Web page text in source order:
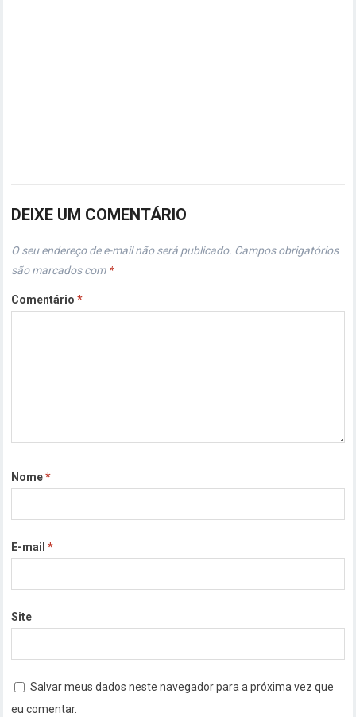
DEIXE UM COMENTÁRIO
O seu endereço de e-mail não será publicado. Campos obrigatórios
são marcados com *
Comentário*
Nome*
E-mail*
Site
Salvar meus dados neste navegador para a próxima vez que
eu comentar.